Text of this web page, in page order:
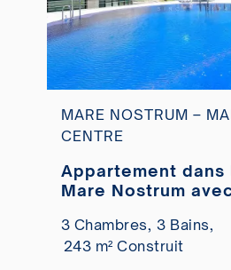
MARE NOSTRUM –
CENTRE
Appartement dans
Mare Nostrum
3 Chambres, 3 Bains,
243 m² Construit